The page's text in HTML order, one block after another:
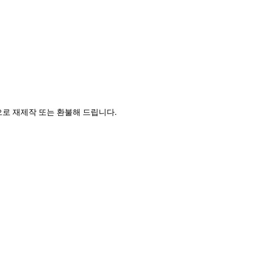
재제작 또는 환불해 드립니다.